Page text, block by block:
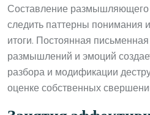
Составление размышляющего
следить паттерны понимания
итоги. Постоянная
размышлений и эмоций
разбора и модификации
оценке собственных